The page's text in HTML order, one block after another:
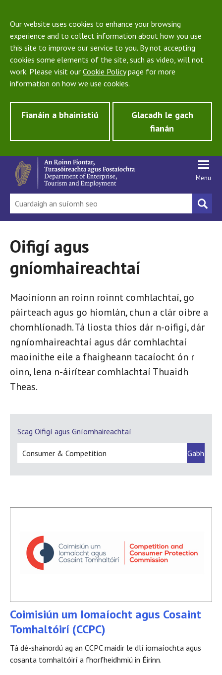
Our website uses cookies to enhance your browsing
experience and to collect information about how you use
this site to improve our service to you. By not accepting
cookies some elements of the site, such as video, will not
work. Please visit our Cookie Policypage for more
information on how we use cookies.
Fianáin a bhainistiú
Glacadh le gach
fianán
Menu
Oifigí agus
gníomhaireachtaí
Maoiníonn an roinn roinnt comhlachtaí, go
páirteach agus go hiomlán, chun a clár oibre a
chomhlíonadh. Tá liosta thíos dár n-oifigí, dár
ngníomhaireachtaí agus dár comhlachtaí
maoinithe eile a fhaigheann tacaíocht ón r
oinn, lena n-áirítear comhlachtaí Thuaidh
Theas.
Scag Oifigí agus Gníomhaireachtaí
Coimisiún um Iomaíocht agus Cosaint
Tomhaltóirí (CCPC)
Tá dé-shainordú ag an CCPC maidir le dlí iomaíochta agus
cosanta tomhaltóirí a fhorfheidhmiú in Éirinn.